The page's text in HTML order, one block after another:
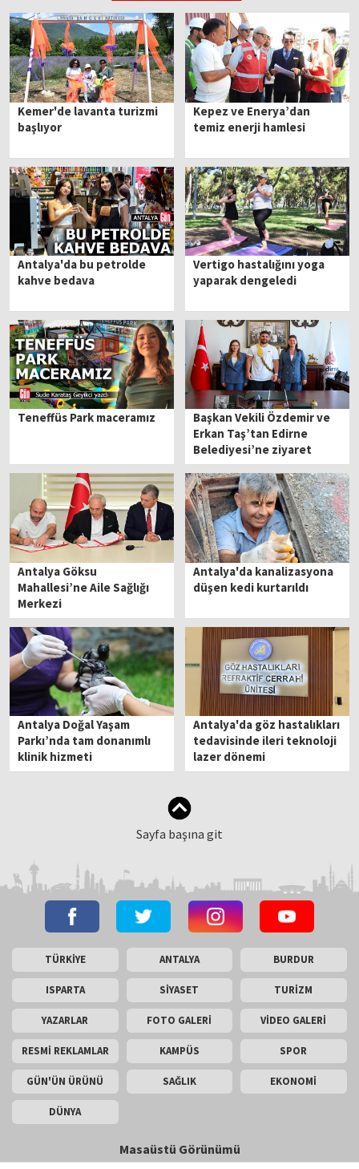
Kemer'de lavanta turizmi
başlıyor
Kepez ve Enerya’dan
temiz enerji hamlesi
Antalya'da bu petrolde
kahve bedava
Vertigo hastalığını yoga
yaparak dengeledi
Teneffüs Park maceramız
Başkan Vekili Özdemir ve
Erkan Taş’tan Edirne
Belediyesi’ne ziyaret
Antalya Göksu
Mahallesi’ne Aile Sağlığı
Merkezi
Antalya'da kanalizasyona
düşen kedi kurtarıldı
Antalya Doğal Yaşam
Parkı’nda tam donanımlı
klinik hizmeti
Antalya'da göz hastalıkları
tedavisinde ileri teknoloji
lazer dönemi
Sayfa başına git
TÜRKİYE ANTALYA BURDUR
ISPARTA SİYASET TURİZM
YAZARLAR FOTO GALERİ VİDEO GALERİ
RESMİ REKLAMLAR KAMPÜS SPOR
GÜN'ÜN ÜRÜNÜ SAĞLIK EKONOMİ
DÜNYA
Masaüstü Görünümü